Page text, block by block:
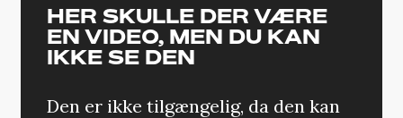
HER SKULLE DER VÆRE
EN VIDEO, MEN DU KAN
IKKE SE DEN
Den er ikke tilgængelig, da den kan